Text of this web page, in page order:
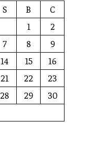
S B
C
1
2
7 8
9
14 15
16
21 22
23
28 29
30